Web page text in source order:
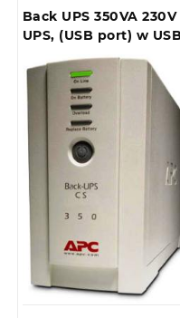
Back UPS 350VA 230V
UPS, (USB port) w